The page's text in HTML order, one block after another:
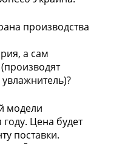
производства
а сам
модели
Цена будет
поставки.